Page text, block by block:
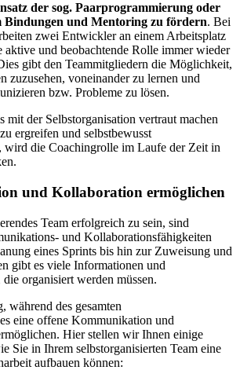
der sog. Paarprogrammierung oder
Bindungen und Mentoring zu fördern. Bei
zwei Entwickler an einem Arbeitsplatz
aktive und beobachtende Rolle immer wieder
gibt den Teammitgliedern die Möglichkeit,
zuzusehen, voneinander zu lernen und
bzw. Probleme zu lösen.
mit der Selbstorganisation vertraut machen
ergreifen und selbstbewusst
wird die Coachingrolle im Laufe der Zeit in
und Kollaboration ermöglichen
Team erfolgreich zu sein, sind
und Kollaborationsfähigkeiten
eines Sprints bis hin zur Zuweisung und
gibt es viele Informationen und
organisiert werden müssen.
während des gesamten
eine offene Kommunikation und
Hier stellen wir Ihnen einige
Sie in Ihrem selbstorganisierten Team eine
aufbauen können: